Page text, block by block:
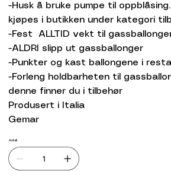
-Husk å bruke pumpe til
kjøpes i butikken under kategori
-Fest ALLTID vekt til
-ALDRI slipp ut gassballonger
-Punkter og kast ballongene i
-Forleng holdbarheten til
denne finner du i tilbehør
Produsert i Italia
Gemar
Antall